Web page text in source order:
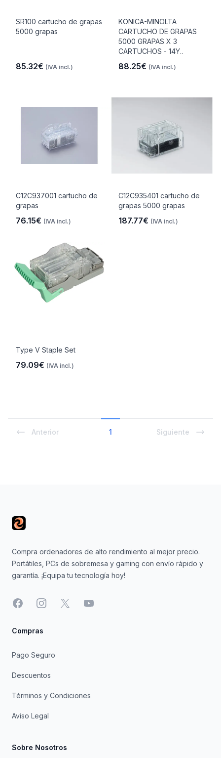
SR100 cartucho de grapas
5000 grapas
85.32€ (IVA incl.)
KONICA-MINOLTA
CARTUCHO DE GRAPAS
5000 GRAPAS X 3
CARTUCHOS - 14Y..
88.25€ (IVA incl.)
C12C937001 cartucho de
grapas
76.15€ (IVA incl.)
C12C935401 cartucho de
grapas 5000 grapas
187.77€ (IVA incl.)
Type V Staple Set
79.09€ (IVA incl.)
Anterior 1 Siguiente
Compra ordenadores de alto rendimiento al mejor precio.
Portátiles, PCs de sobremesa y gaming con envío rápido y
garantía. ¡Equipa tu tecnología hoy!
FacebookInstagram
X YouTube
Compras
Pago Seguro
Descuentos
Términos y Condiciones
Aviso Legal
Sobre Nosotros